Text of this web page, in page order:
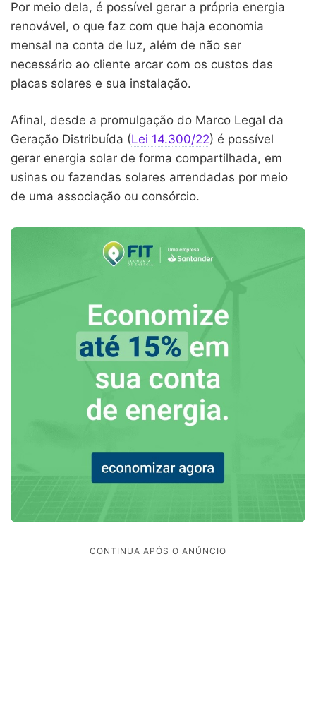
Por meio dela, é possível gerar a própria energia
renovável, o que faz com que haja economia
mensal na conta de luz, além de não ser
necessário ao cliente arcar com os custos das
placas solares e sua instalação.
Afinal, desde a promulgação do Marco Legal da
Geração Distribuída (Lei 14.300/22) é possível
gerar energia solar de forma compartilhada, em
usinas ou fazendas solares arrendadas por meio
de uma associação ou consórcio.